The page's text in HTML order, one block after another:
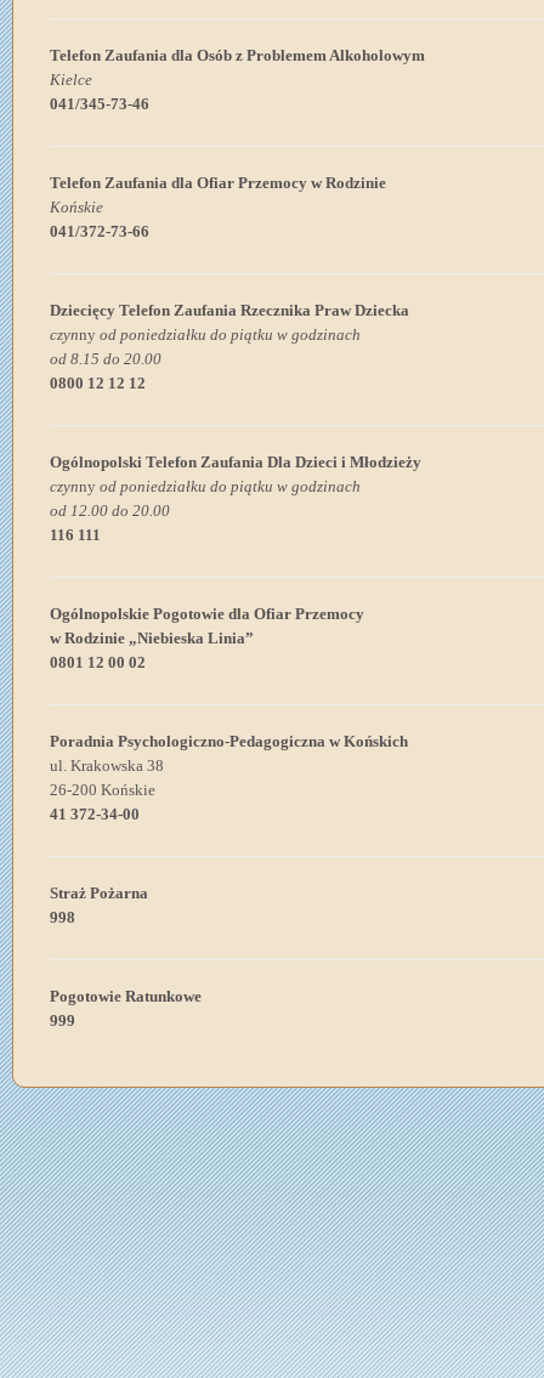
Telefon Zaufania dla Osób z Problemem Alkoholowym
Kielce
041/345-73-46
Telefon Zaufania dla Ofiar Przemocy w Rodzinie
Końskie
041/372-73-66
Dziecięcy Telefon Zaufania Rzecznika Praw Dziecka
czynny od poniedziałku do piątku w godzinach
od 8.15 do 20.00
0800 12 12 12
Ogólnopolski Telefon Zaufania Dla Dzieci i Młodzieży
czynny od poniedziałku do piątku w godzinach
od 12.00 do 20.00
116 111
Ogólnopolskie Pogotowie dla Ofiar Przemocy
w Rodzinie „Niebieska Linia”
0801 12 00 02
Poradnia Psychologiczno-Pedagogiczna w Końskich
ul. Krakowska 38
26-200 Końskie
41 372-34-00
Straż Pożarna
998
Pogotowie Ratunkowe
999